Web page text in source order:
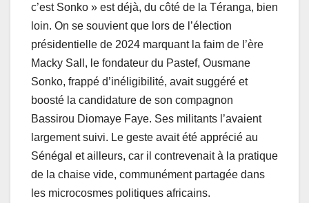
c’est Sonko » est déjà, du côté de la Téranga, bien
loin. On se souvient que lors de l’élection
présidentielle de 2024 marquant la faim de l’ère
Macky Sall, le fondateur du Pastef, Ousmane
Sonko, frappé d’inéligibilité, avait suggéré et
boosté la candidature de son compagnon
Bassirou Diomaye Faye. Ses militants l’avaient
largement suivi. Le geste avait été apprécié au
Sénégal et ailleurs, car il contrevenait à la pratique
de la chaise vide, communément partagée dans
les microcosmes politiques africains.